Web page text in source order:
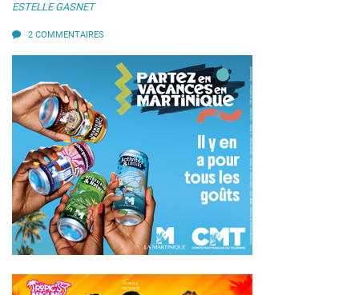
ESTELLE GASNET
2 COMMENTAIRES